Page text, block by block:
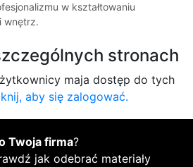
w kształtowaniu
wnętrz.
stronach
maja dostęp do tych
aby się zalogować.
Twoja firma?
jak odebrać materiały